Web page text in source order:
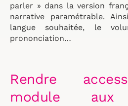
parler » dans la version
narrative paramétrable.
langue souhaitée, le
prononciation…
Rendre
module aux